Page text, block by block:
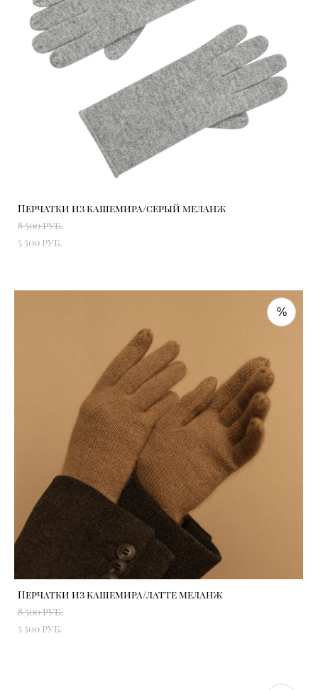
Перчатки из кашемира/серый меланж
8 500 pуб.
5 500 pуб.
%
Перчатки из кашемира/латте меланж
8 500 pуб.
5 500 pуб.